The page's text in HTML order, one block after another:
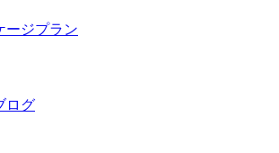
ージプラン
ログ